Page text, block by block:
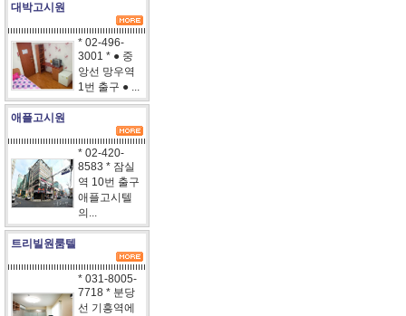
대박고시원
* 02-496-
3001 * ● 중
앙선 망우역
1번 출구 ● ...
애플고시원
* 02-420-
8583 * 잠실
역 10번 출구
애플고시텔
의...
트리빌원룸텔
* 031-8005-
7718 * 분당
선 기흥역에